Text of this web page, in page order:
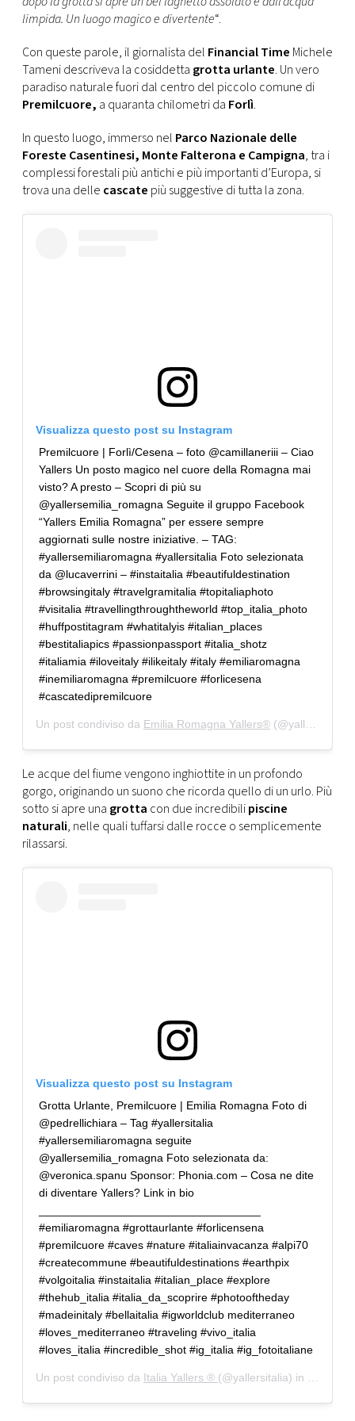
CONSIGLIA
limpida. Un luogo magico e divertente“.
Con queste parole, il giornalista del Financial Time Michele
Tameni descriveva la cosiddetta grotta urlante. Un vero
paradiso naturale fuori dal centro del piccolo comune di
Premilcuore, a quaranta chilometri da Forlì.
In questo luogo, immerso nel Parco Nazionale delle
Foreste Casentinesi, Monte Falterona e Campigna, tra i
complessi forestali più antichi e più importanti d’Europa, si
trova una delle cascate più suggestive di tutta la zona.
Visualizza questo post su Instagram
Premilcuore | Forlì/Cesena – foto @camillaneriii – Ciao
Yallers Un posto magico nel cuore della Romagna mai
visto? A presto – Scopri di più su
@yallersemilia_romagna Seguite il gruppo Facebook
“Yallers Emilia Romagna” per essere sempre
aggiornati sulle nostre iniziative. – TAG:
#yallersemiliaromagna #yallersitalia Foto selezionata
da @lucaverrini – #instaitalia #beautifuldestination
#browsingitaly #travelgramitalia #topitaliaphoto
#visitalia #travellingthroughtheworld #top_italia_photo
#huffpostitagram #whatitalyis #italian_places
#bestitaliapics #passionpassport #italia_shotz
#italiamia #iloveitaly #ilikeitaly #italy #emiliaromagna
#inemiliaromagna #premilcuore #forlicesena
#cascatedipremilcuore
Un post condiviso da Emilia Romagna Yallers® (@yallersemilia_romagna) in data:
Le acque del fiume vengono inghiottite in un profondo
gorgo, originando un suono che ricorda quello di un urlo. Più
sotto si apre una grotta con due incredibilipiscine
naturali, nelle quali tuffarsi dalle rocce o semplicemente
rilassarsi.
Visualizza questo post su Instagram
Grotta Urlante, Premilcuore | Emilia Romagna Foto di
@pedrellichiara – Tag #yallersitalia
#yallersemiliaromagna seguite
@yallersemilia_romagna Foto selezionata da:
@veronica.spanu Sponsor: Phonia.com – Cosa ne dite
di diventare Yallers? Link in bio
#emiliaromagna #grottaurlante #forlicensena
#premilcuore #caves #nature #italiainvacanza #alpi70
#createcommune #beautifuldestinations #earthpix
#volgoitalia #instaitalia #italian_place #explore
#thehub_italia #italia_da_scoprire #photooftheday
#madeinitaly #bellaitalia #igworldclub mediterraneo
#loves_mediterraneo #traveling #vivo_italia
#loves_italia #incredible_shot #ig_italia #ig_fotoitaliane
Un post condiviso da Italia Yallers ® (@yallersitalia) in data: